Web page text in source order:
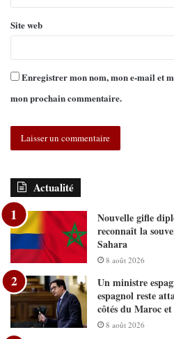
Site web
Enregistrer mon nom, mon e-mail et
mon prochain commentaire.
Actualité
Nouvelle gifle
reconnaît la
Sahara
8 août 2026
Un ministre
espagnol reste
côtés du Maroc
8 août 2026